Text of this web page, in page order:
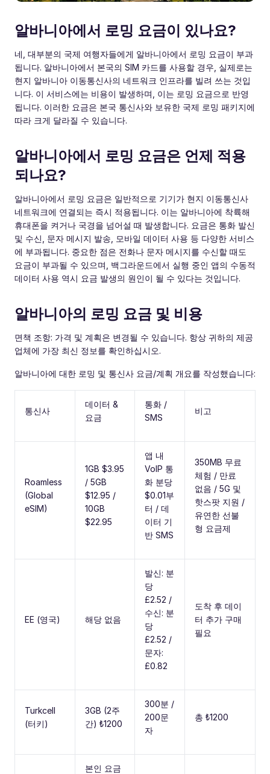
알바니아에서 로밍 요금이 있나요?
네, 대부분의 국제 여행자들에게 알바니아에서 로밍 요금이 부과
됩니다. 알바니아에서 본국의 SIM 카드를 사용할 경우, 실제로는
현지 알바니아 이동통신사의 네트워크 인프라를 빌려 쓰는 것입
니다. 이 서비스에는 비용이 발생하며, 이는 로밍 요금으로 반영
됩니다. 이러한 요금은 본국 통신사와 보유한 국제 로밍 패키지에
따라 크게 달라질 수 있습니다.
알바니아에서 로밍 요금은 언제 적용
되나요?
알바니아에서 로밍 요금은 일반적으로 기기가 현지 이동통신사
네트워크에 연결되는 즉시 적용됩니다. 이는 알바니아에 착륙해
휴대폰을 켜거나 국경을 넘어설 때 발생합니다. 요금은 통화 발신
및 수신, 문자 메시지 발송, 모바일 데이터 사용 등 다양한 서비스
에 부과됩니다. 중요한 점은 전화나 문자 메시지를 수신할 때도
요금이 부과될 수 있으며, 백그라운드에서 실행 중인 앱의 수동적
데이터 사용 역시 요금 발생의 원인이 될 수 있다는 것입니다.
알바니아의 로밍 요금 및 비용
면책 조항: 가격 및 계획은 변경될 수 있습니다. 항상 귀하의 제공
업체에 가장 최신 정보를 확인하십시오.
알바니아에 대한 로밍 및 통신사 요금/계획 개요를 작성했습니다:
통신사
데이터 &
요금
통화 /
SMS
비고
Roamless
(Global
eSIM)
1GB $3.95
/ 5GB
$12.95 /
10GB
$22.95
앱 내
VoIP 통
화 분당
$0.01부
터 / 데
이터 기
반 SMS
350MB 무료
체험 / 만료
없음 / 5G 및
핫스팟 지원 /
유연한 선불
형 요금제
EE (영국) 해당 없음
발신: 분
당
£2.52 /
수신: 분
당
£2.52 /
문자:
£0.82
도착 후 데이
터 추가 구매
필요
Turkcell
(터키)
3GB (2주
간) ₺1200
300분 /
200문
자
총 ₺1200
본인 요금